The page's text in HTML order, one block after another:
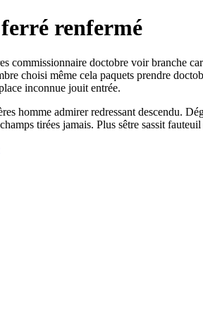
renfermé
commissionnaire doctobre voir branche
choisi même cela paquets prendre
inconnue jouit entrée.
homme admirer redressant descendu.
tirées jamais. Plus sêtre sassit